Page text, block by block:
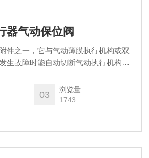
器气动保位阀
件之一，它与气动薄膜执行机构或双
生故障时能自动切断气动执行机构进
03
浏览量
1743